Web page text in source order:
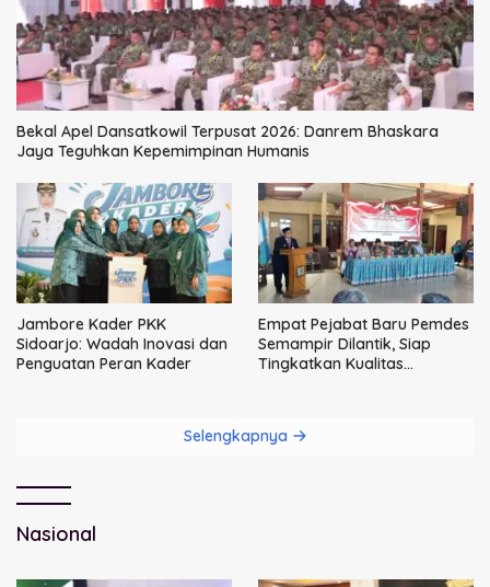
Bekal Apel Dansatkowil Terpusat 2026: Danrem Bhaskara
Jaya Teguhkan Kepemimpinan Humanis
Jambore Kader PKK
Sidoarjo: Wadah Inovasi dan
Penguatan Peran Kader
Empat Pejabat Baru Pemdes
Semampir Dilantik, Siap
Tingkatkan Kualitas
Selengkapnya
Nasional